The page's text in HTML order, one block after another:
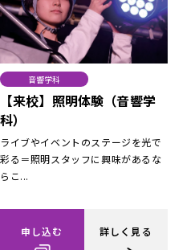
音響学科
【来校】照明体験（音響学
科）
ライブやイベントのステージを光で
彩る＝照明スタッフに興味があるな
らこ...
申し込む 詳しく見る